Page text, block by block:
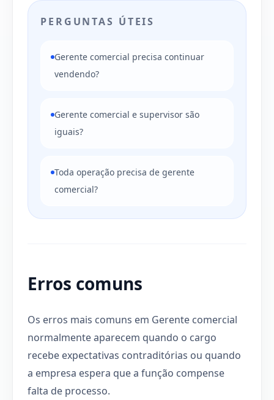
PERGUNTAS ÚTEIS
Gerente comercial precisa continuar
vendendo?
Gerente comercial e supervisor são
iguais?
Toda operação precisa de gerente
comercial?
Erros comuns
Os erros mais comuns em Gerente comercial
normalmente aparecem quando o cargo
recebe expectativas contraditórias ou quando
a empresa espera que a função compense
falta de processo.